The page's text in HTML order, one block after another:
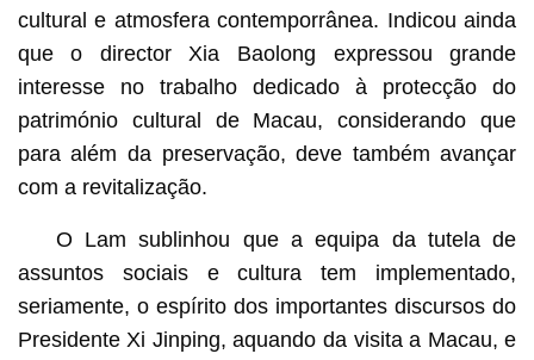
cultural e atmosfera contemporrânea. Indicou ainda
que o director Xia Baolong expressou grande
interesse no trabalho dedicado à protecção do
património cultural de Macau, considerando que
para além da preservação, deve também avançar
com a revitalização.
O Lam sublinhou que a equipa da tutela de
assuntos sociais e cultura tem implementado,
seriamente, o espírito dos importantes discursos do
Presidente Xi Jinping, aquando da visita a Macau, e